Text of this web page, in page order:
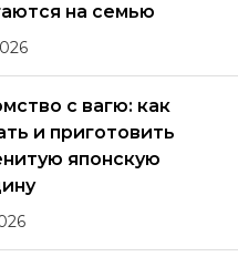
на семью
с вагю: как
и приготовить
японскую